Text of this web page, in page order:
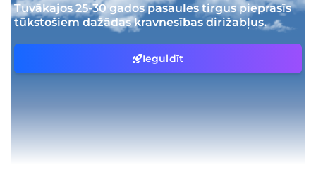
Tuvākajos 25-30 gados pasaules tirgus pieprasīs
tūkstošiem dažādas kravnesības dirižabļus.
Ieguldīt